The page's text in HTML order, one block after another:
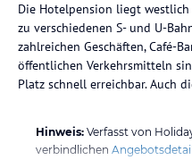
Die Hotelpension liegt westlich
zu verschiedenen S- und U-
zahlreichen Geschäften, Café-
öffentlichen Verkehrsmitteln
Platz schnell erreichbar. Auch
Hinweis: Verfasst von
verbindlichen